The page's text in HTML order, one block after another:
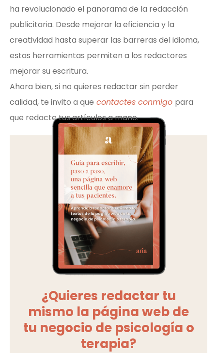
¿Quieres redactar tu
mismo la página web de
tu negocio de psicología o
terapia?
ha revolucionado el panorama de la redacción
publicitaria. Desde mejorar la eficiencia y la
creatividad hasta superar las barreras del idioma,
estas herramientas permiten a los redactores
mejorar su escritura.
Ahora bien, si no quieres redactar sin perder
calidad, te invito a que contactes conmigo para
que redacte tus artículos a mano.